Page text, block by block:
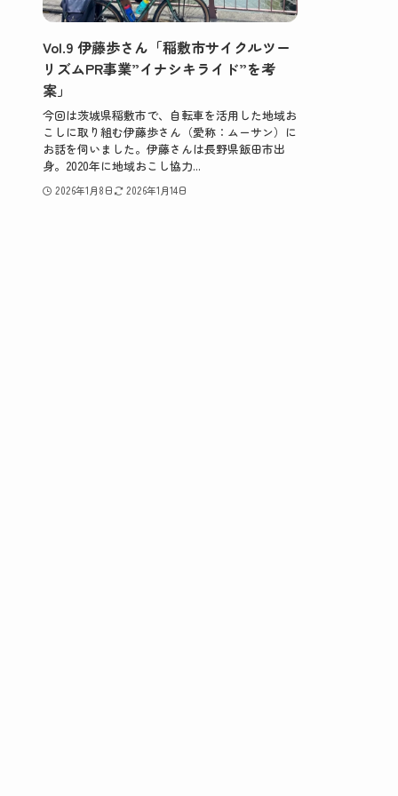
Vol.9 伊藤歩さん「稲敷市サイクルツー
リズムPR事業”イナシキライド”を考
案」
今回は茨城県稲敷市で、自転車を活用した地域お
こしに取り組む伊藤歩さん（愛称：ムーサン）に
お話を伺いました。伊藤さんは長野県飯田市出
身。2020年に地域おこし協力...
2026年1月8日 2026年1月14日